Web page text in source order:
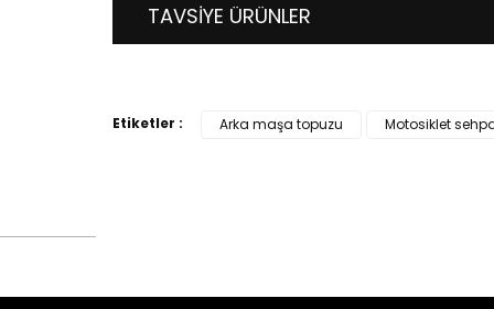
TAVSİYE ÜRÜNLER
Etiketler : Arka maşa topuzu Motosiklet